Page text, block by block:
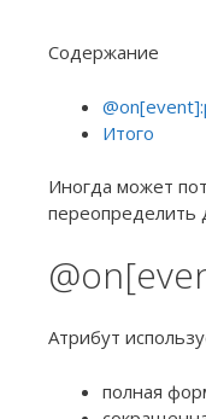
Содержание
Итого
Иногда может
переопределить
Атрибут
полная